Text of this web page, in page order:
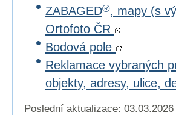
ZABAGED®, mapy (s
Ortofoto ČR
Bodová pole
Reklamace vybraných
objekty, adresy, ulice,
Poslední aktualizace: 03.03.2026